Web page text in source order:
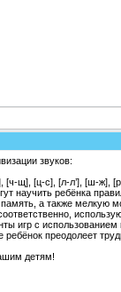
звуков:
[ч-щ], [ц-с], [л-л’], [ш-ж], [р-
научить ребёнка
а также мелкую
игр с использованием
преодолеет
детям!